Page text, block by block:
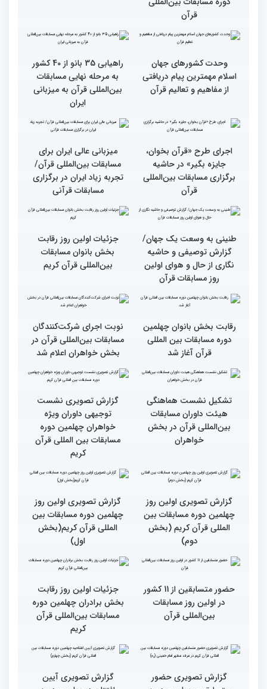
استقبال کم‌نظیر مردم از
غرفه پاسخگویی به سوالات
شرعی در حاشیه چهلمین
دوره مسابقات بین‌المللی
قرآن
اسلام مهمترین پیام دریافتی
از مفاهیم و تعالیم قرآن
به مرحله نهایی مسابقات
بین‌المللی قرآن به میزبانی
ایران
اجرای طرح «قرآن بخوان،
جایزه بگیر» در حاشیه
برگزاری مسابقات بین‌المللی
قرآن
میزبانی عالی ایران برای
مسابقات بین‌المللی قرآن/
تجربه زیاد ایران در برگزاری
مسابقات قرآنی
طنینی به وسعت یک جهان/
گزارش توصیفی و حاشیه
نگاری از حال و هوای اولین
روز مسابقات قرآن
بخش بانوان مسابقات
بین‌المللی قرآن کریم
رقابت بخش بانوان چهلمین
دوره مسابقات بین المللی
قرآن آغاز شد
نوبت اجرای شرکت‌کنندگان
مسابقات بین‌المللی قرآن در
بخش خواهران اعلام شد
تشکیل نشست هماهنگی
بین‌المللی قرآن در بخش
خواهران
گزارش تصویری نشست
توجیهی داوران ویژه
خواهران چهلمین دوره
مسابقات بین المللی قرآن
کریم
گزارش تصویری اولین روز
چهلمین دوره مسابقات بین
المللی قرآن کریم (بخش
دوم)
گزارش تصویری اولین روز
چهلمین دوره مسابقات بین
المللی قرآن کریم(بخش
اول)
در اولین روز مسابقات
بین‌المللی قرآن
جزئیات اولین روز رقابت
بخش برادران چهلمین دوره
مسابقات بین‌المللی قرآن
کریم